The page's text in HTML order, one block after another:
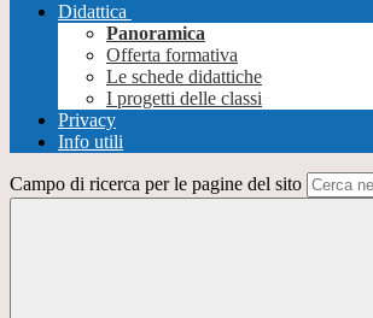
Didattica
Panoramica
Offerta formativa
Le schede didattiche
I progetti delle classi
Privacy
Info utili
Campo di ricerca per le pagine del sito